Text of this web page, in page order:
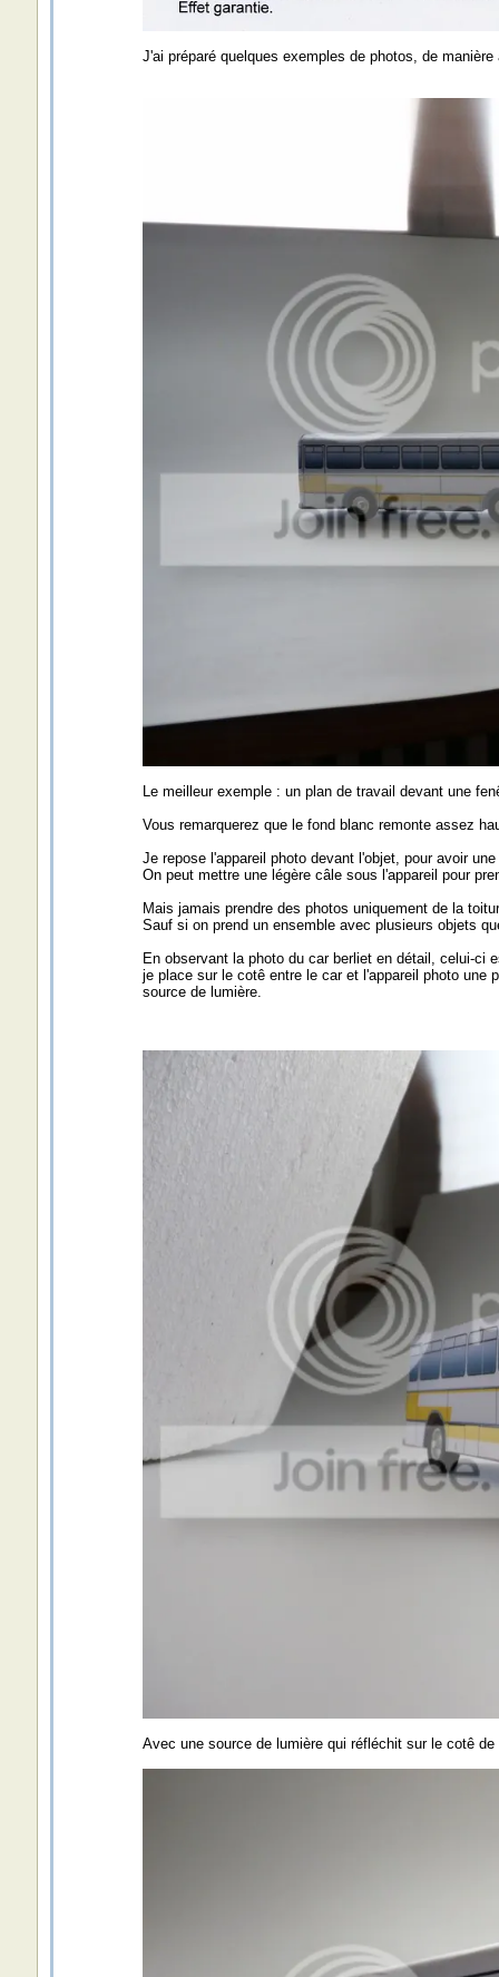
J'ai préparé quelques exemples de photos, de
Le meilleur exemple : un plan de travail devant une
Vous remarquerez que le fond blanc remonte assez
Je repose l'appareil photo devant l'objet, pour avoir
On peut mettre une légère câle sous l'appareil pour
Mais jamais prendre des photos uniquement de la
Sauf si on prend un ensemble avec plusieurs objets
En observant la photo du car berliet en détail, celui-ci
je place sur le cotê entre le car et l'appareil photo une
source de lumière.
Avec une source de lumière qui réfléchit sur le cotê de